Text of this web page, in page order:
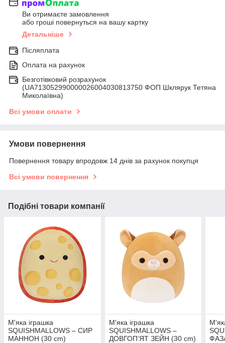
Ви отримаєте замовлення
або гроші повернуться на вашу картку
Детальніше
Післяплата
Оплата на рахунок
Безготівковий розрахунок
(UA713052990000026004030813750 ФОП Шклярук Тетяна
Миколаївна)
Всі умови оплати
Умови повернення
Повернення товару впродовж 14 днів за рахунок покупця
Всі умови повернення
Подібні товари компанії
М'яка іграшка
SQUISHMALLOWS – СИР
МАННОН (30 cm)
М'яка іграшка
SQUISHMALLOWS –
ДОВГОП’ЯТ ЗЕЙН (30 cm)